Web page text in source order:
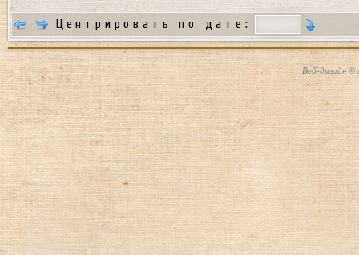
Центрировать по дате:
Веб-дизайн ©